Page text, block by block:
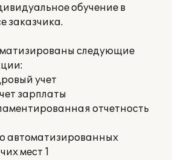
обучение в
заказчика.
следующие
учет
зарплаты
отчетность
автоматизированных
мест 1